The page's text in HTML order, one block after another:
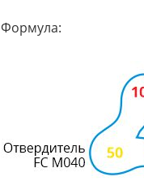
Формула: